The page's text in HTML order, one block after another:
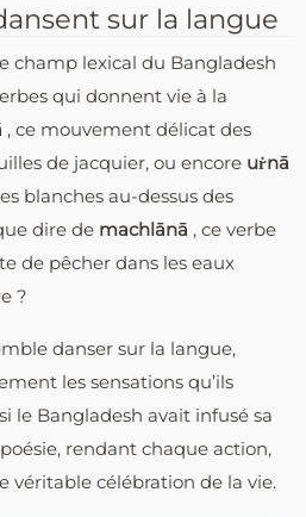
sur la langue
champ lexical du Bangladesh
qui donnent vie à la
, ce mouvement délicat des
de jacquier, ou encore uṙnā
blanches au-dessus des
dire de machlānā , ce verbe
de pêcher dans les eaux
?
danser sur la langue,
les sensations qu’ils
le Bangladesh avait infusé sa
rendant chaque action,
véritable célébration de la vie.